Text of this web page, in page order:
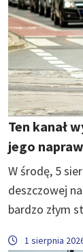
Ten kanał
jego
W środę, 5
deszczowej
bardzo złym
1 sierpnia